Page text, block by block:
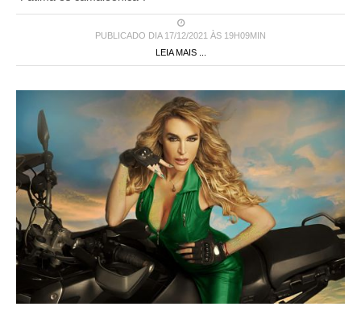
PUBLICADO DIA 17/12/2021 ÀS 19H09MIN
LEIA MAIS ...